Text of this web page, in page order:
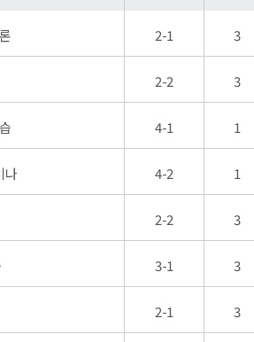
2-1 3
2-2 3
4-1 1
나 4-2 1
2-2 3
3-1 3
2-1 3